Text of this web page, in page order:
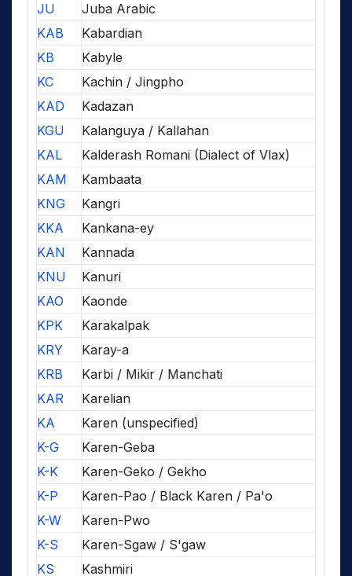
JU
Juba Arabic
KAB
Kabardian
KB
Kabyle
KC
Kachin / Jingpho
KAD
Kadazan
KGU
Kalanguya / Kallahan
KAL
Kalderash Romani (Dialect of Vlax)
KAM
Kambaata
KNG
Kangri
KKA
Kankana-ey
KAN
Kannada
KNU
Kanuri
KAO
Kaonde
KPK
Karakalpak
KRY
Karay-a
KRB
Karbi / Mikir / Manchati
KAR
Karelian
KA
Karen (unspecified)
K-G
Karen-Geba
K-K
Karen-Geko / Gekho
K-P
Karen-Pao / Black Karen / Pa'o
K-W
Karen-Pwo
K-S
Karen-Sgaw / S'gaw
KS
Kashmiri